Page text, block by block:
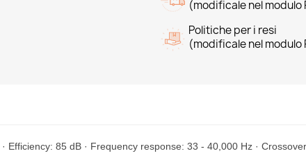
(modificale nel
Politiche per i resi
(modificale nel
· Efficiency: 85 dB · Frequency response: 33 - 40,000 Hz ·